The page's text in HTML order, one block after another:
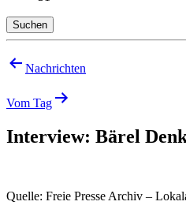
Suchen
Beitragsnavigation
Nachrichten
Vom Tag
Interview: Bärel
Quelle: Freie Presse Archiv –